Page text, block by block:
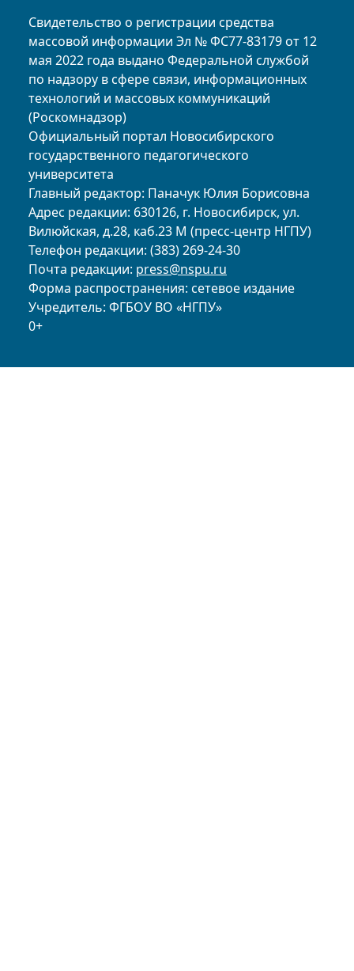
Свидетельство о регистрации средства
массовой информации Эл № ФС77-83179 от 12
мая 2022 года выдано Федеральной службой
по надзору в сфере связи, информационных
технологий и массовых коммуникаций
(Роскомнадзор)
Официальный портал Новосибирского
государственного педагогического
университета
Главный редактор: Паначук Юлия Борисовна
Адрес редакции: 630126, г. Новосибирск, ул.
Вилюйская, д.28, каб.23 М (пресс-центр НГПУ)
Телефон редакции: (383) 269-24-30
Почта редакции: press@nspu.ru
Форма распространения: сетевое издание
Учредитель: ФГБОУ ВО «НГПУ»
0+